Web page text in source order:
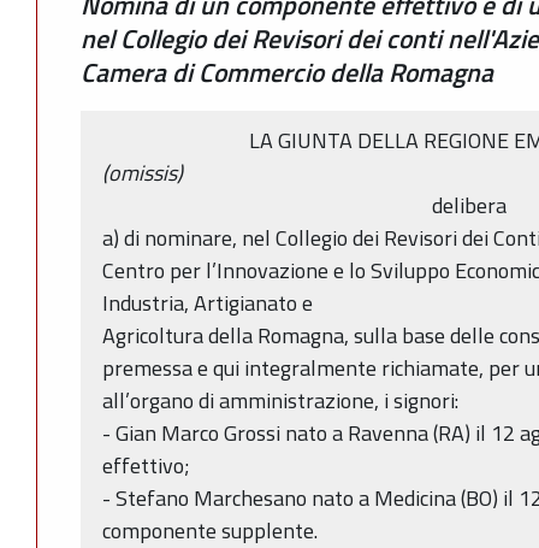
nel Collegio dei Revisori dei conti
Camera di Commercio della Romagna
LA GIUNTA DELLA REGIONE
(omissis)
delibera
a) di nominare, nel Collegio dei Revisori dei
Centro per l’Innovazione e lo Sviluppo
Industria, Artigianato e
Agricoltura della Romagna, sulla base delle
premessa e qui integralmente richiamate, per
all’organo di amministrazione, i signori:
- Gian Marco Grossi nato a Ravenna (RA) il 12
effettivo;
- Stefano Marchesano nato a Medicina (BO) il
componente supplente.